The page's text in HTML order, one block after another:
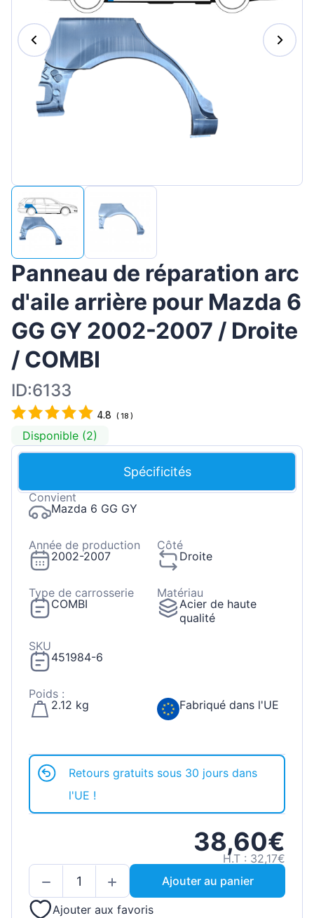
Magyar
Hrvatski
Português
Slovenian
Panneau de réparation arc
d'aile arrière pour Mazda 6
GG GY 2002-2007 / Droite
/ COMBI
ID:6133
4.8 (18 )
Disponible (2)
Spécificités
Convient
Mazda 6 GG GY
Année de production
2002-2007
Côté
Droite
Type de carrosserie
COMBI
Matériau
Acier de haute
qualité
SKU
451984-6
Poids :
2.12 kg
Fabriqué dans l'UE
Retours gratuits sous 30 jours dans
l'UE !
38,60€
H.T : 32,17€
Ajouter au panier
Ajouter aux favoris